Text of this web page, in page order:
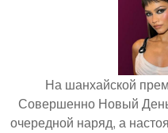
На шанхайской
Совершенно Новый
очередной наряд, а